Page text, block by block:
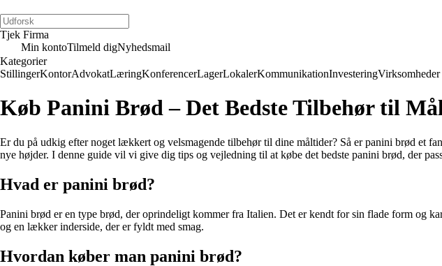
Tjek Firma
Min kontoTilmeld digNyhedsmail
Kategorier
StillingerKontorAdvokatLæringKonferencerLagerLokalerKommunikationInvesteringVirksomheder
Køb Panini Brød – Det Bedste Tilbehør til
Er du på udkig efter noget lækkert og velsmagende tilbehør til dine måltider? Så er panini brød et
nye højder. I denne guide vil vi give dig tips og vejledning til at købe det bedste panini brød, der
Hvad er panini brød?
Panini brød er en type brød, der oprindeligt kommer fra Italien. Det er kendt for sin flade form og
og en lækker inderside, der er fyldt med smag.
Hvordan køber man panini brød?